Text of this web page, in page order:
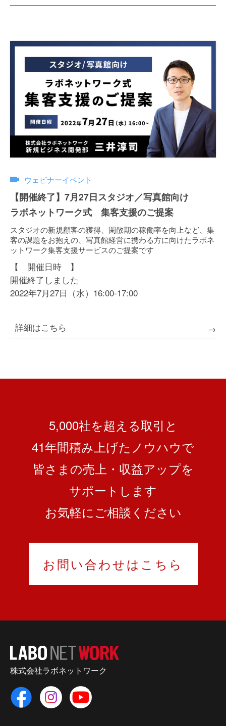
ウェビナーイベント
【開催終了】7月27日スタジオ／写真館向け
ラボネットワーク式 集客支援のご提案
スタジオの新規顧客の獲得、閑散期の稼働率を向上など、集
客の課題をお抱えの、写真館経営に携わる方に向けたラボネ
ットワーク集客支援サービスのご提案です
【 開催日時 】
開催終了しました
2022年7月27日（水）16:00-17:00
詳細はこちら
5,000社を超える取引と
41年間積み上げたノウハウで
皆さまの売上・収益アップを
サポートします
お気軽にご相談ください
お問い合わせはこちら
株式会社ラボネットワーク